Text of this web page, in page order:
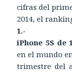
cifras del
2014, el
1.-
iPhone 5S de
en el mundo
trimestre del